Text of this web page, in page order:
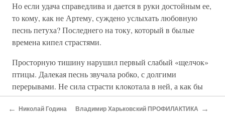
Но если удача справедлива и дается в руки достойным ее,
то кому, как не Артему, суждено услыхать любовную
песнь петуха? Последнего на току, который в былые
времена кипел страстями.
Просторную тишину нарушил первый слабый «щелчок»
птицы. Далекая песнь звучала робко, с долгими
перерывами. Не сила страсти клокотала в ней, а как бы
вопрос к соплеменникам: тэк-тэк, кто еще жив? Тэк-тэк,
тошно одному...
← Николай Година Владимир Харьковский ПРОФИЛАКТИКА →